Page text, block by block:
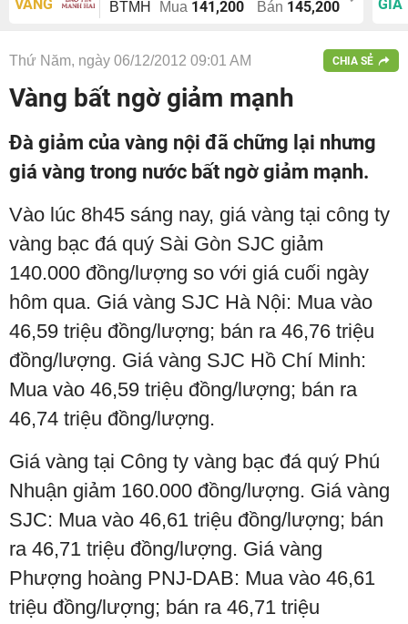
VÀNG
BTMH Mua 141,200 Bán 145,200
GIÁ
Thứ Năm, ngày 06/12/2012 09:01 AM CHIA SẺ
Vàng bất ngờ giảm mạnh
Đà giảm của vàng nội đã chững lại nhưng
giá vàng trong nước bất ngờ giảm mạnh.
Vào lúc 8h45 sáng nay, giá vàng tại công ty
vàng bạc đá quý Sài Gòn SJC giảm
140.000 đồng/lượng so với giá cuối ngày
hôm qua. Giá vàng SJC Hà Nội: Mua vào
46,59 triệu đồng/lượng; bán ra 46,76 triệu
đồng/lượng. Giá vàng SJC Hồ Chí Minh:
Mua vào 46,59 triệu đồng/lượng; bán ra
46,74 triệu đồng/lượng.
Giá vàng tại Công ty vàng bạc đá quý Phú
Nhuận giảm 160.000 đồng/lượng. Giá vàng
SJC: Mua vào 46,61 triệu đồng/lượng; bán
ra 46,71 triệu đồng/lượng. Giá vàng
Phượng hoàng PNJ-DAB: Mua vào 46,61
triệu đồng/lượng; bán ra 46,71 triệu